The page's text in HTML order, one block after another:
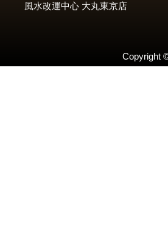
風水改運中心 大丸東京店
Copyright